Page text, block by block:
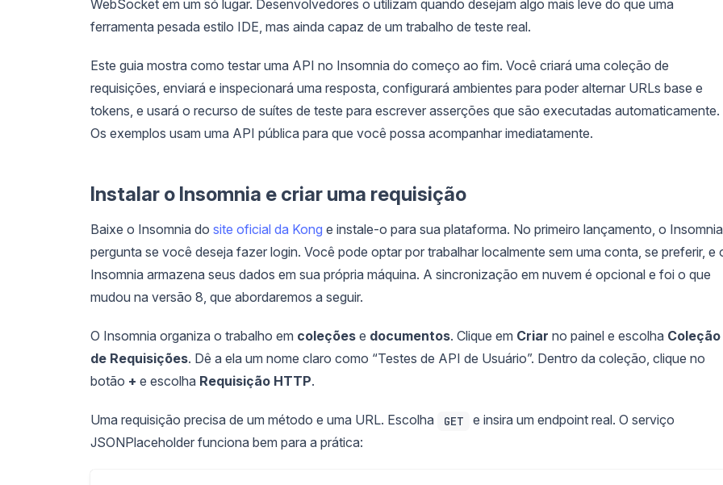
WebSocket em um só lugar. Desenvolvedores o utilizam quando desejam algo mais leve do que uma
ferramenta pesada estilo IDE, mas ainda capaz de um trabalho de teste real.
Este guia mostra como testar uma API no Insomnia do começo ao fim. Você criará uma coleção de
requisições, enviará e inspecionará uma resposta, configurará ambientes para poder alternar URLs base e
tokens, e usará o recurso de suítes de teste para escrever asserções que são executadas automaticamente.
Os exemplos usam uma API pública para que você possa acompanhar imediatamente.
Instalar o Insomnia e criar uma requisição
Baixe o Insomnia do site oficial da Kong e instale-o para sua plataforma. No primeiro lançamento, o Insomnia
pergunta se você deseja fazer login. Você pode optar por trabalhar localmente sem uma conta, se preferir, e
Insomnia armazena seus dados em sua própria máquina. A sincronização em nuvem é opcional e foi o que
mudou na versão 8, que abordaremos a seguir.
O Insomnia organiza o trabalho em coleções e documentos. Clique em Criar no painel e escolha Coleção
de Requisições. Dê a ela um nome claro como “Testes de API de Usuário”. Dentro da coleção, clique no
botão + e escolha Requisição HTTP.
Uma requisição precisa de um método e uma URL. Escolha GET
e insira um endpoint real. O serviço
JSONPlaceholder funciona bem para a prática: